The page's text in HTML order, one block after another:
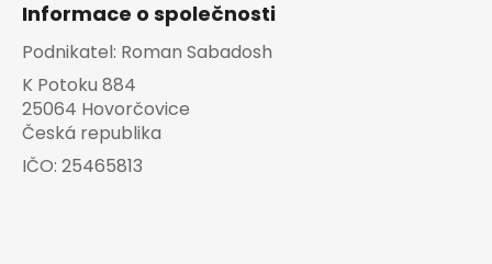
Informace o společnosti
Podnikatel: Roman Sabadosh
K Potoku 884
25064 Hovorčovice
Česká republika
IČO: 25465813